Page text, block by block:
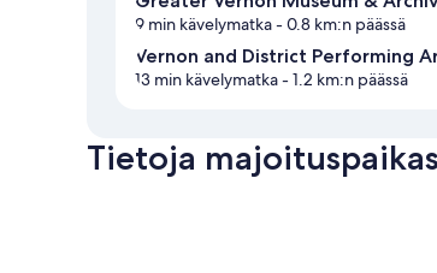
9 min kävelymatka- 0.8 km:n päässä
Vernon and District Performing
13 min kävelymatka- 1.2 km:n päässä
Tietoja